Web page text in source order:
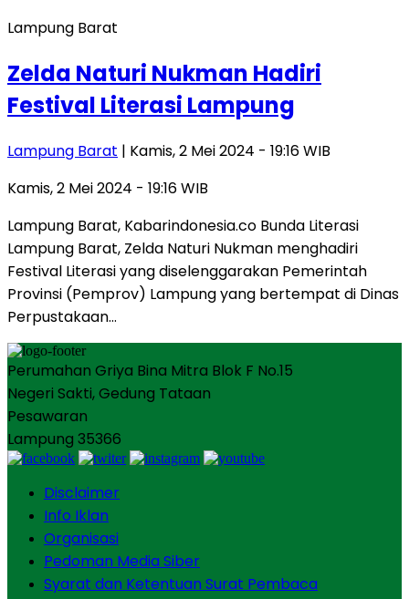
Lampung Barat
Zelda Naturi Nukman Hadiri
Festival Literasi Lampung
Lampung Barat | Kamis, 2 Mei 2024 - 19:16 WIB
Kamis, 2 Mei 2024 - 19:16 WIB
Lampung Barat, Kabarindonesia.co Bunda Literasi
Lampung Barat, Zelda Naturi Nukman menghadiri
Festival Literasi yang diselenggarakan Pemerintah
Provinsi (Pemprov) Lampung yang bertempat di Dinas
Perpustakaan…
Perumahan Griya Bina Mitra Blok F No.15
Negeri Sakti, Gedung Tataan
Pesawaran
Lampung 35366
Disclaimer
Info Iklan
Organisasi
Pedoman Media Siber
Syarat dan Ketentuan Surat Pembaca